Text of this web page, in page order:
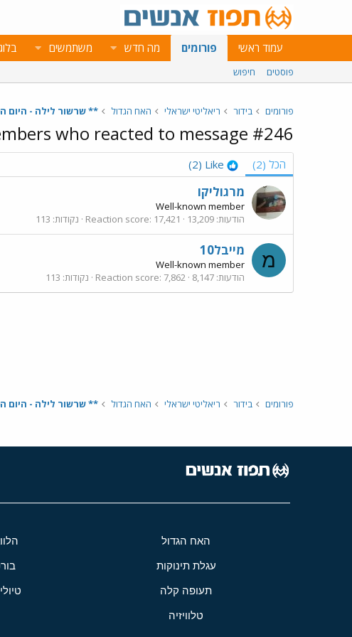
עמוד ראשי פורומים מה חדש משתמשים
פוסטים חיפוש
פורומים בידור ריאליטי ישראלי האח הגדול ** שרשור לילה - היום ה70 בבית - עדכונים **
who reacted to message #246
הכל (2)
Like
(2)
מרגוליקו
Well-known member
הודעות 13,209
Reaction score 17,421 נקודות 113
מ מייבל10
Well-known member
הודעות 8,147
Reaction score 7,862 נקודות 113
פורומים בידור ריאליטי ישראלי האח הגדול ** שרשור לילה - היום ה70 בבית - עדכונים **
האח הגדול
עגלת תינוקות
תעופה קלה
טלוויזיה